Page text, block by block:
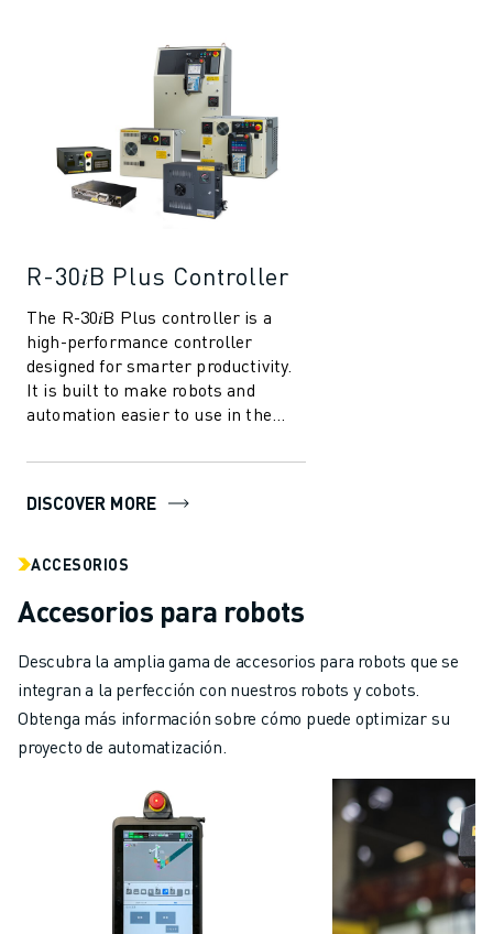
R-30𝑖B Plus Controller
The R-30𝑖B Plus controller is a
high-performance controller
designed for smarter productivity.
It is built to make robots and
automation easier to use in the
several in...
DISCOVER MORE
ACCESORIOS
Accesorios para robots
Descubra la amplia gama de accesorios para robots que se
integran a la perfección con nuestros robots y cobots.
Obtenga más información sobre cómo puede optimizar su
proyecto de automatización.